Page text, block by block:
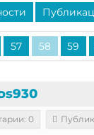
57 58 59
0